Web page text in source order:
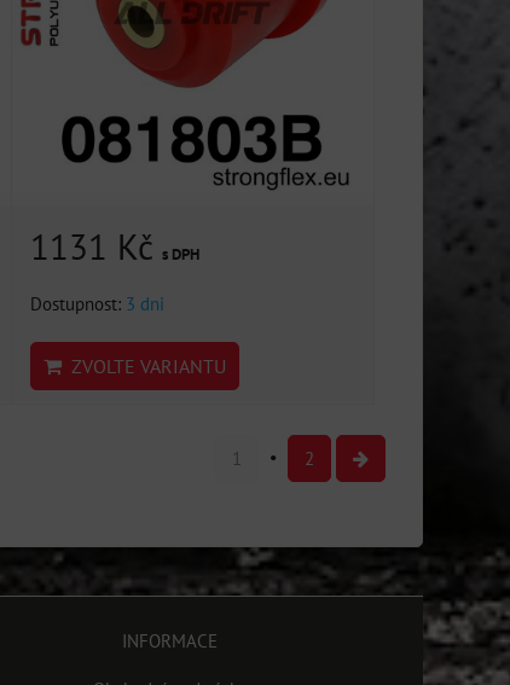
1131 Kčs DPH
Dostupnost: 3 dni
ZVOLTE VARIANTU
1 2
INFORMACE